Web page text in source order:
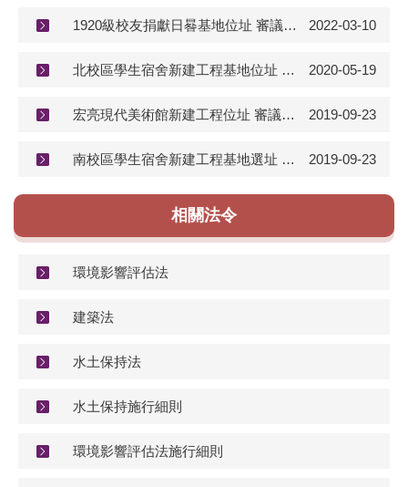
1920級校友捐獻日晷基地位址 審議公告 2022-03-10
北校區學生宿舍新建工程基地位址 審議公告 2020-05-19
宏亮現代美術館新建工程位址 審議公告 2019-09-23
南校區學生宿舍新建工程基地選址 審議公告 2019-09-23
相關法令
環境影響評估法
建築法
水土保持法
水土保持施行細則
環境影響評估法施行細則